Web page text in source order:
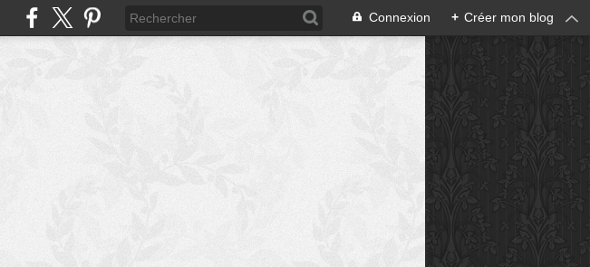
Connexion + Créer mon blog